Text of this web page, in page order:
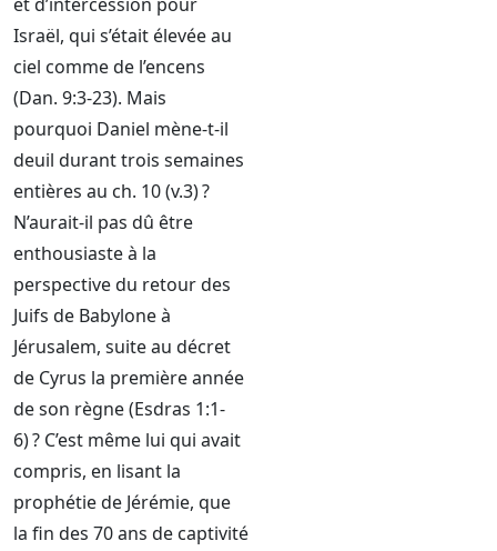
Israël, qui s’était élevée au
ciel comme de l’encens
(Dan. 9:3-23). Mais
pourquoi Daniel mène-t-il
deuil durant trois semaines
entières au ch. 10 (v.3) ?
N’aurait-il pas dû être
enthousiaste à la
perspective du retour des
Juifs de Babylone à
Jérusalem, suite au décret
de Cyrus la première année
de son règne (Esdras 1:1-
6) ? C’est même lui qui avait
compris, en lisant la
prophétie de Jérémie, que
la fin des 70 ans de captivité